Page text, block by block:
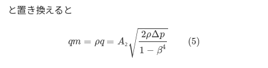
と置き換えると
qm = ρq = A₂√ 2ρΔp
1 − β4
(5)
ρΔp1−β